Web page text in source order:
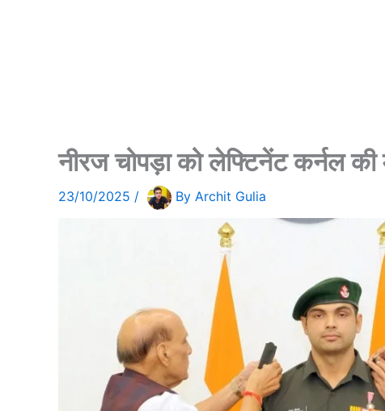
नीरज चोपड़ा को लेफ्टिनेंट कर्नल की
23/10/2025 / By Archit Gulia